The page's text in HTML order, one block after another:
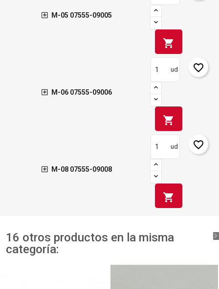
M-05 07555-09005
shopping_cart
M-06 07555-09006
ud
shopping_cart
favorite_border
M-08 07555-09008
ud
shopping_cart
favorite_border
16 otros productos en la misma
categoría: